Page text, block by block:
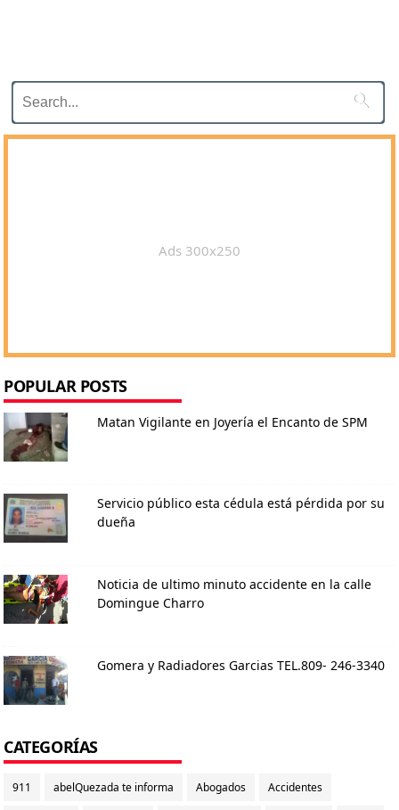

Ads 300x250
POPULAR POSTS
Matan Vigilante en Joyería el Encanto de SPM
Servicio público esta cédula está pérdida por su
dueña
Noticia de ultimo minuto accidente en la calle
Domingue Charro
Gomera y Radiadores Garcias TEL.809- 246-3340
CATEGORÍAS
911 abelQuezada te informa Abogados Accidentes